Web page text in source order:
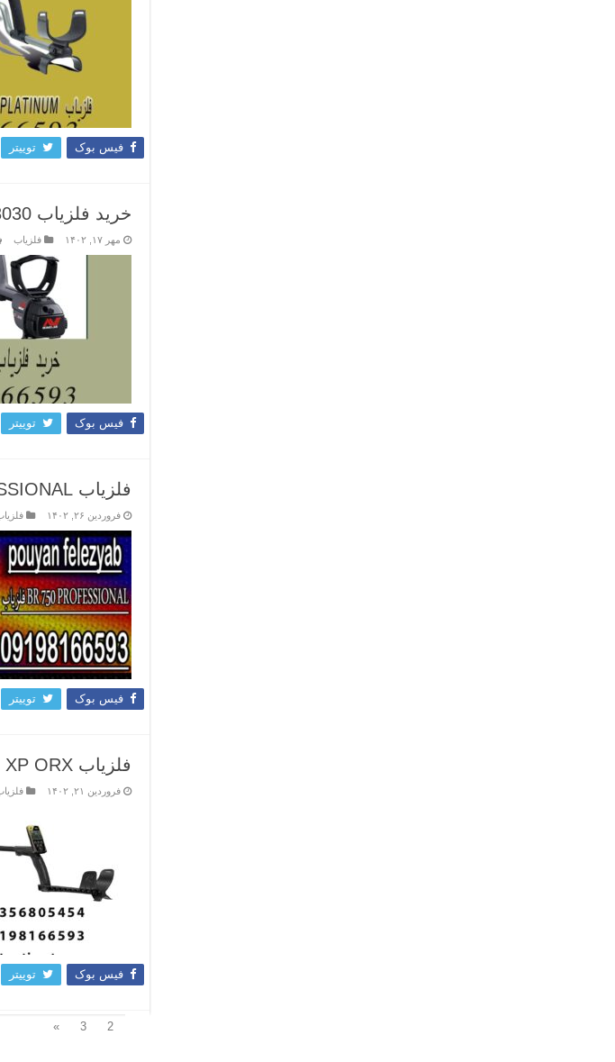
فیس بوک توییتر
خرید فلزیاب CTX 3030
مهر ۱۷, ۱۴۰۲ فلزیاب
فیس بوک توییتر
فلزیاب BR 750 PROFESSIONAL
فروردین ۲۶, ۱۴۰۲
فیس بوک توییتر
فلزیاب XP ORX ساخت فرانسه
فروردین ۲۱, ۱۴۰۲
فیس بوک توییتر
2
3
»